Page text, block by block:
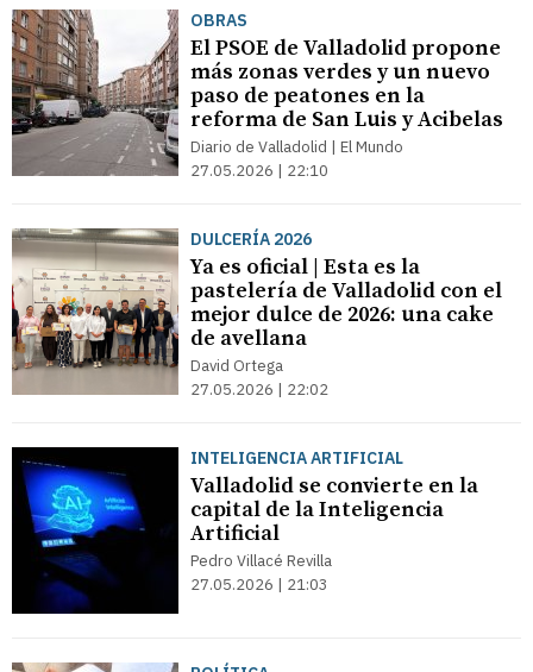
OBRAS
El PSOE de Valladolid propone
más zonas verdes y un nuevo
paso de peatones en la
reforma de San Luis y Acibelas
Diario de Valladolid | El Mundo
27.05.2026 | 22:10
DULCERÍA 2026
Ya es oficial | Esta es la
pastelería de Valladolid con el
mejor dulce de 2026: una cake
de avellana
David Ortega
27.05.2026 | 22:02
INTELIGENCIA ARTIFICIAL
Valladolid se convierte en la
capital de la Inteligencia
Artificial
Pedro Villacé Revilla
27.05.2026 | 21:03